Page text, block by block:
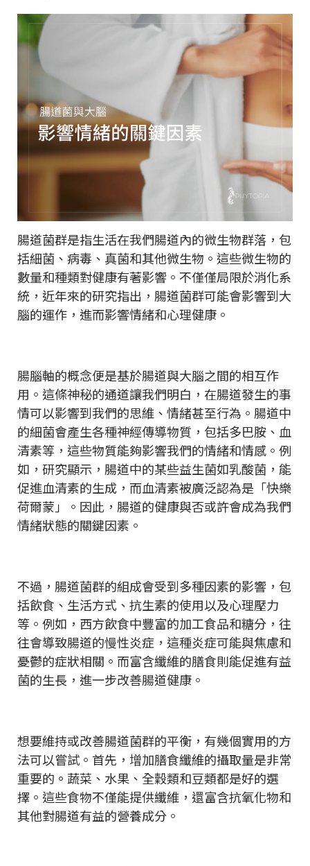
腸道菌群是指生活在我們腸道內的微生物群落，包
括細菌、病毒、真菌和其他微生物。這些微生物的
數量和種類對健康有著影響。不僅僅局限於消化系
統，近年來的研究指出，腸道菌群可能會影響到大
腦的運作，進而影響情緒和心理健康。
腸腦軸的概念便是基於腸道與大腦之間的相互作
用。這條神秘的通道讓我們明白，在腸道發生的事
情可以影響到我們的思維、情緒甚至行為。腸道中
的細菌會產生各種神經傳導物質，包括多巴胺、血
清素等，這些物質能夠影響我們的情緒和情感。例
如，研究顯示，腸道中的某些益生菌如乳酸菌，能
促進血清素的生成，而血清素被廣泛認為是「快樂
荷爾蒙」。因此，腸道的健康與否或許會成為我們
情緒狀態的關鍵因素。
不過，腸道菌群的組成會受到多種因素的影響，包
括飲食、生活方式、抗生素的使用以及心理壓力
等。例如，西方飲食中豐富的加工食品和糖分，往
往會導致腸道的慢性炎症，這種炎症可能與焦慮和
憂鬱的症狀相關。而富含纖維的膳食則能促進有益
菌的生長，進一步改善腸道健康。
想要維持或改善腸道菌群的平衡，有幾個實用的方
法可以嘗試。首先，增加膳食纖維的攝取量是非常
重要的。蔬菜、水果、全穀類和豆類都是好的選
擇。這些食物不僅能提供纖維，還富含抗氧化物和
其他對腸道有益的營養成分。